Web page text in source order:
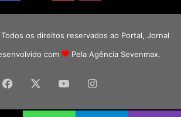
os direitos reservados ao Portal, Jornal
com
Pela Agência Sevenmax.
Facebook YouTubeInstagram